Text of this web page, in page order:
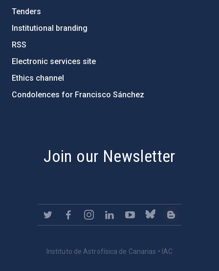
Tenders
Institutional branding
RSS
Electronic services site
Ethics channel
Condolences for Francisco Sánchez
Join our Newsletter
Instituto de Astrofísica de Canarias • IAC